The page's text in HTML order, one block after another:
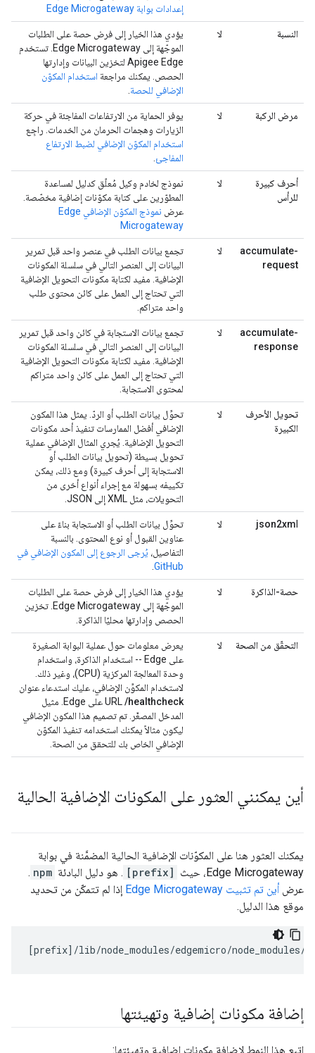
إعدادات بوابة Edge Microgateway
النسبة لا
يؤدي هذا الخيار إلى فرض حصة على الطلبات
الموجّهة إلى Edge Microgateway. تستخدم
Apigee Edge لتخزين البيانات وإدارتها
الحصص. يمكنك مراجعة استخدام المكوّن
الإضافي للحصة
مرض الركبة لا
يوفر الحماية من الارتفاعات المفاجئة في حركة
الزيارات وهجمات الحرمان من الخدمات. راجِع
استخدام المكوّن الإضافي لضبط الارتفاع
المفاجئ
أحرف كبيرة
للرأس
لا
نموذج لخادم وكيل مُعلّق كدليل لمساعدة
المطوّرين على كتابة مكوّنات إضافية مخصّصة.
عرض
نموذج المكوّن الإضافي Edge
Microgateway
accumulate-
request
لا
تجمع بيانات الطلب في عنصر واحد قبل تمرير
البيانات إلى العنصر التالي في سلسلة المكونات
الإضافية. مفيد لكتابة مكونات التحويل الإضافية
التي تحتاج إلى العمل على كائن محتوى طلب
واحد متراكم.
accumulate-
response
لا
تجمع بيانات الاستجابة في كائن واحد قبل تمرير
البيانات إلى العنصر التالي في سلسلة المكونات
الإضافية. مفيد لكتابة مكونات التحويل الإضافية
التي تحتاج إلى العمل على كائن واحد متراكم
لمحتوى الاستجابة.
تحويل الأحرف
الكبيرة
لا
تحوِّل بيانات الطلب أو الردّ. يمثل هذا المكون
الإضافي أفضل الممارسات تنفيذ أحد مكونات
التحويل الإضافية. يُجري المثال الإضافي عملية
تحويل بسيطة (تحويل بيانات الطلب أو
الاستجابة إلى أحرف كبيرة) ومع ذلك، يمكن
تكييفه بسهولة مع إجراء أنواع أخرى من
التحويلات، مثل XML إلى JSON.
json2xm لا
تحوِّل بيانات الطلب أو الاستجابة بناءً على
عناوين القبول أو نوع المحتوى. بالنسبة
التفاصيل، يُرجى الرجوع إلى المكون الإضافي في
GitHub
حصة-الذاكرة لا
يؤدي هذا الخيار إلى فرض حصة على الطلبات
الموجّهة إلى Edge Microgateway. تخزين
الحصص وإدارتها محليًا الذاكرة.
التحقّق من الصحة لا
يعرض معلومات حول عملية البوابة الصغيرة
على Edge -- استخدام الذاكرة، واستخدام
وحدة المعالجة المركزية (CPU)، وغير ذلك.
لاستخدام المكوِّن الإضافي، عليك استدعاء عنوان
URL /healthcheck
على Edge. مثيل
المدخل المصغّر. تم تصميم هذا المكون الإضافي
ليكون مثالاً يمكنك استخدامه تنفيذ المكوّن
الإضافي الخاص بك للتحقق من الصحة.
أين يمكنني العثور على المكونات الإضافية الحالية
يمكنك العثور هنا على المكوّنات الإضافية الحالية المضمَّنة في بوابة
Edge Microgateway، حيث
[prefix] . هو دليل البادئة npm
.
عرضأين تم تثبيت Edge Microgateway
إذا لم تتمكّن من تحديد
موقع هذا الدليل.
[prefix]/lib/node_modules/edgemicro/node_modules/
إضافة مكونات إضافية وتهيئتها
اتبع هذا النمط لإضافة مكونات إضافية وتهيئتها: